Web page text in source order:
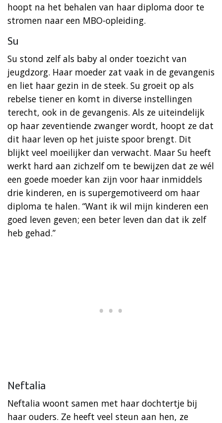
hoopt na het behalen van haar diploma door te
stromen naar een MBO-opleiding.
Su
Su stond zelf als baby al onder toezicht van
jeugdzorg. Haar moeder zat vaak in de gevangenis
en liet haar gezin in de steek. Su groeit op als
rebelse tiener en komt in diverse instellingen
terecht, ook in de gevangenis. Als ze uiteindelijk
op haar zeventiende zwanger wordt, hoopt ze dat
dit haar leven op het juiste spoor brengt. Dit
blijkt veel moeilijker dan verwacht. Maar Su heeft
werkt hard aan zichzelf om te bewijzen dat ze wél
een goede moeder kan zijn voor haar inmiddels
drie kinderen, en is supergemotiveerd om haar
diploma te halen. “Want ik wil mijn kinderen een
goed leven geven; een beter leven dan dat ik zelf
heb gehad.”
Neftalia
Neftalia woont samen met haar dochtertje bij
haar ouders. Ze heeft veel steun aan hen, ze